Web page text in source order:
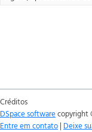
Créditos
DSpace softwarecopyright
Entre em contato | Deixe